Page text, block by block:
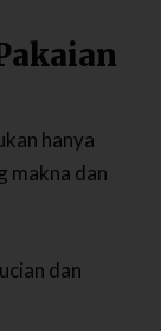
hanya
makna dan
dan